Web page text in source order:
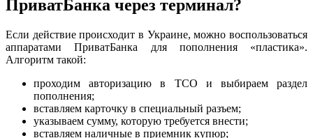
ПриватБанка через терминал?
Если действие происходит в Украине, можно воспользоваться
аппаратами ПриватБанка для пополнения «пластика».
Алгоритм такой:
проходим авторизацию в ТСО и выбираем раздел
пополнения;
вставляем карточку в специальный разъем;
указываем сумму, которую требуется внести;
вставляем наличные в приемник купюр;